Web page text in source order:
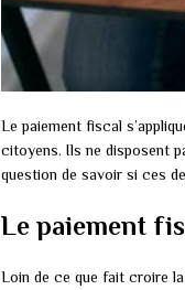
Le paiement fiscal
citoyens. Ils ne disposent
question de savoir si ces
Le paiement
Loin de ce que fait croire